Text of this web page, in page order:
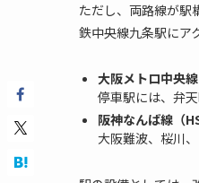
ただし、両路線が駅
鉄中央線九条駅にア
大阪メトロ中央線
停車駅には、弁
阪神なんば線（
大阪難波、桜川